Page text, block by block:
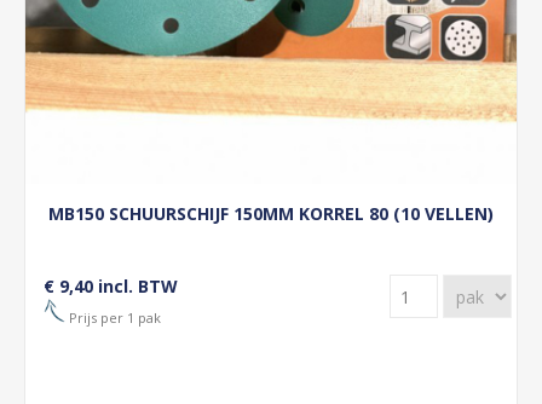
MB150 SCHUURSCHIJF 150MM KORREL 80 (10 VELLEN)
€ 9,40 incl. BTW
Prijs per 1 pak